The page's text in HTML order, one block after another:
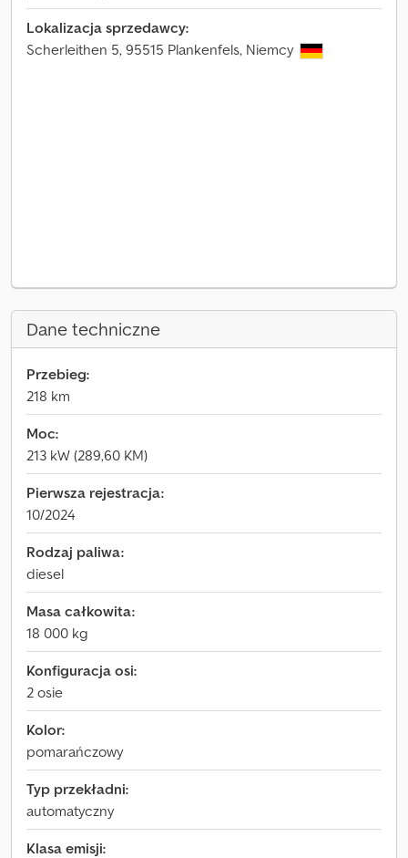
Lokalizacja sprzedawcy:
Scherleithen 5, 95515 Plankenfels, Niemcy
Dane techniczne
Przebieg:
218 km
Moc:
213 kW (289,60 KM)
Pierwsza rejestracja:
10/2024
Rodzaj paliwa:
diesel
Masa całkowita:
18 000 kg
Konfiguracja osi:
2 osie
Kolor:
pomarańczowy
Typ przekładni:
automatyczny
Klasa emisji: